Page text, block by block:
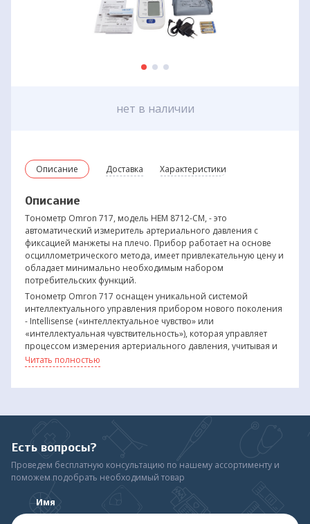
Описание Доставка Характеристики
Описание
Тонометр Omron 717, модель HEM 8712-CM, - это
автоматический измеритель артериального давления с
фиксацией манжеты на плечо. Прибор работает на основе
осциллометрического метода, имеет привлекательную цену и
обладает минимально необходимым набором
потребительских функций.
Тонометр Omron 717 оснащен уникальной системой
интеллектуального управления прибором нового поколения
- Intellisense («интеллектуальное чувство» или
«интеллектуальная чувствительность»), которая управляет
процессом измерения артериального давления, учитывая и
подстраиваясь под индивидуальные особенности каждого
пользователя.
Измеритель артериального давления Omron 717 проводит
перечисленное позволяет быть уверенным в точности
полученного результата.
Прибор оборудован индикатором аритмии, функция работы
состоит в детальном анализе пульсовой волны и выборе
фрагмента с наиболее стабильной пульсацией. Если
Читать полностью
нет в наличии
Есть вопросы?
Проведем бесплатную консультацию по нашему ассортименту и
поможем подобрать необходимый товар
Имя